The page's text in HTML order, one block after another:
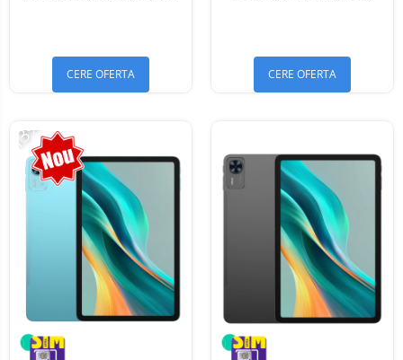
CERE OFERTA CERE OFERTA
-13%